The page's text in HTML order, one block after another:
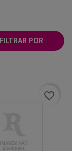
FILTRAR POR
favorite_border